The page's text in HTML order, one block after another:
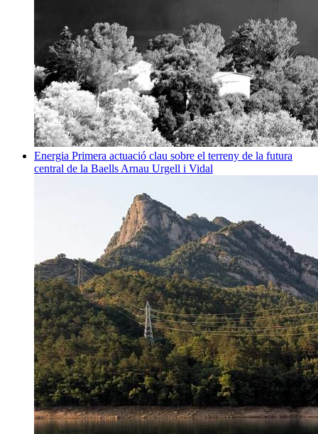
Energia Primera actuació clau sobre el terreny de la futura
central de la Baells Arnau Urgell i Vidal